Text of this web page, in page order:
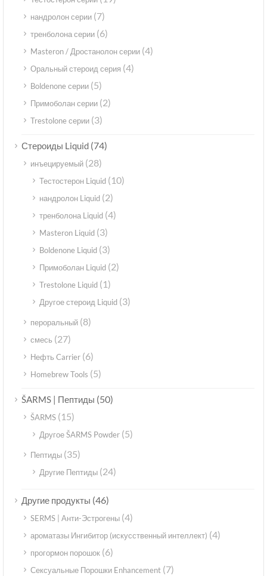
нандролон серии (7)
тренболона серии (6)
Masteron / Дростанолон серии (4)
Оральный стероид серия (4)
Boldenone серии (5)
Примоболан серии (2)
Trestolone серии (3)
Стероиды Liquid (74)
инъецируемый (28)
Тестостерон Liquid (10)
нандролон Liquid (2)
тренболона Liquid (4)
Masteron Liquid (3)
Boldenone Liquid (3)
Примоболан Liquid (2)
Trestolone Liquid (1)
Другое стероид Liquid (3)
пероральный (8)
смесь (27)
Нефть Carrier (6)
Homebrew Tools (5)
ŠARMS | Пептиды (50)
ŠARMS (15)
Другое ŠARMS Powder (5)
Пептиды (35)
Другие Пептиды (24)
Другие продукты (46)
SERMS | Анти-Эстрогены (4)
ароматазы Ингибитор (искусственный интеллект) (4)
прогормон порошок (6)
Сексуальные Порошки Enhancement (7)